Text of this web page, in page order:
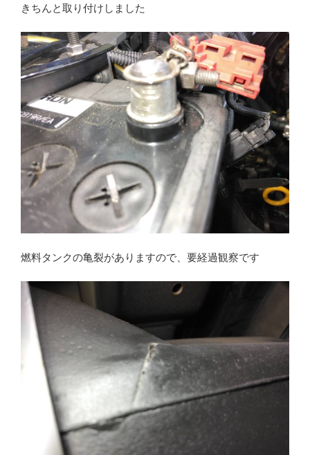
きちんと取り付けしました
燃料タンクの亀裂がありますので、要経過観察です